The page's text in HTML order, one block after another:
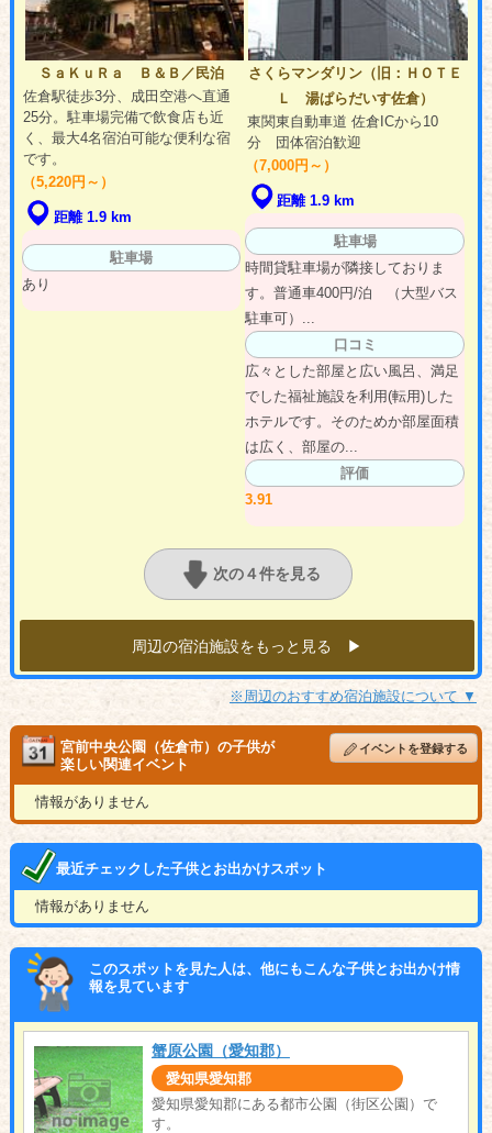
ＳａＫｕＲａ Ｂ＆Ｂ／民泊
佐倉駅徒歩3分、成田空港へ直通
25分。駐車場完備で飲食店も近
く、最大4名宿泊可能な便利な宿
です。
（5,220円～）
距離 1.9 km
駐車場
あり
さくらマンダリン（旧：ＨＯＴＥ
Ｌ 湯ぱらだいす佐倉）
東関東自動車道 佐倉ICから10
分 団体宿泊歓迎
（7,000円～）
距離 1.9 km
駐車場
時間貸駐車場が隣接しておりま
す。普通車400円/泊 （大型バス
駐車可）...
口コミ
広々とした部屋と広い風呂、満足
でした福祉施設を利用(転用)した
ホテルです。そのためか部屋面積
は広く、部屋の...
評価
3.91
次の４件を見る
周辺の宿泊施設をもっと見る ▶︎
※周辺のおすすめ宿泊施設について ▼
宮前中央公園（佐倉市）の子供が
楽しい関連イベント
イベントを登録する
情報がありません
最近チェックした子供とお出かけスポット
情報がありません
このスポットを見た人は、他にもこんな子供とお出かけ情
報を見ています
蟹原公園（愛知郡）
愛知県愛知郡
愛知県愛知郡にある都市公園（街区公園）で
す。